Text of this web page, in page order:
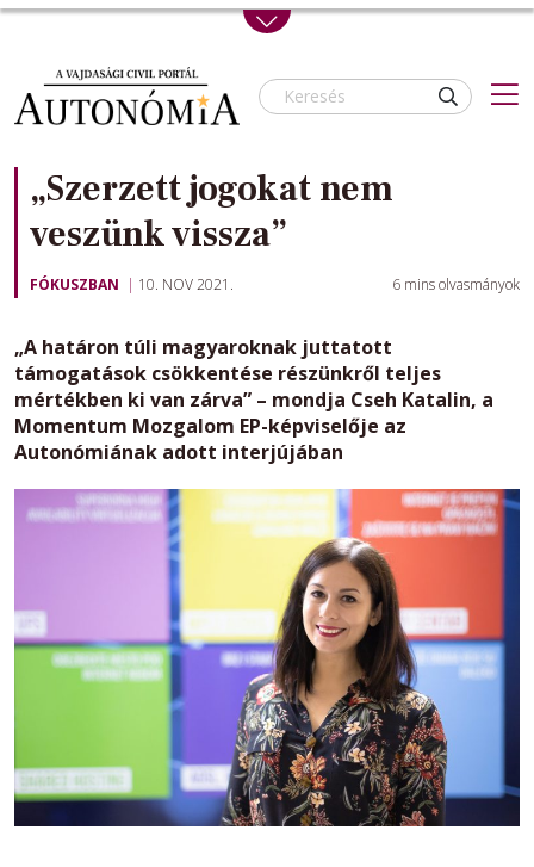
Skip to main content
„Szerzett jogokat nem
veszünk vissza”
FÓKUSZBAN 10. NOV 2021. 6 mins olvasmányok
„A határon túli magyaroknak juttatott
támogatások csökkentése részünkről teljes
mértékben ki van zárva” – mondja Cseh Katalin, a
Momentum Mozgalom EP-képviselője az
Autonómiának adott interjújában